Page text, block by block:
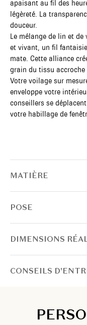
apaisant au fil des
légèreté. La
douceur.
Le mélange de lin et
et vivant, un fil
mate. Cette alliance
grain du tissu
Votre voilage sur
enveloppe votre
conseillers se
votre habillage de
MATIÈRE
POSE
DIMENSIONS
CONSEILS